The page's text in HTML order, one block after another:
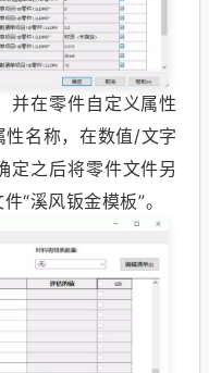
并在零件自定义属性
名称，在数值/文字
定之后将零件文件另
“溪风钣金模板”。